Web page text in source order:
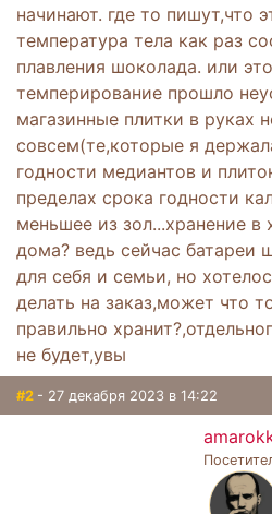
начинают. где то пишут,что
температура тела как раз
плавления шоколада. или
темперирование прошло
магазинные плитки в руках
совсем(те,которые я
годности медиантов и
пределах срока годности
меньшее из зол...хранение в
дома? ведь сейчас батареи
для себя и семьи, но
делать на заказ,может что
правильно
не будет,увы
#2 - 27 декабря 2023 в 14:22